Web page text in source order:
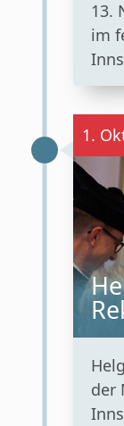
13.
im
1.
der